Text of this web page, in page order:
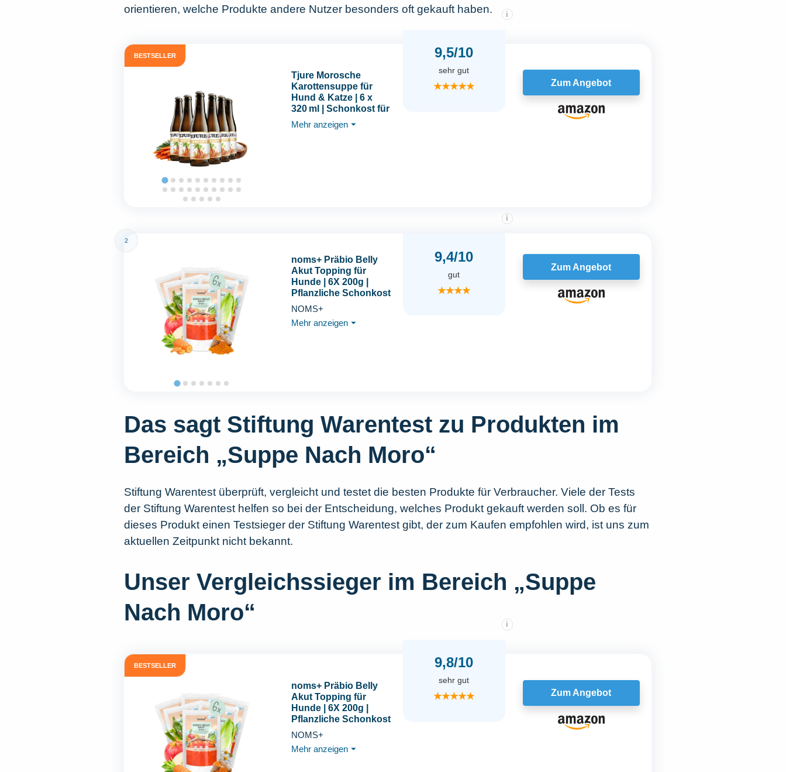
orientieren, welche Produkte andere Nutzer besonders oft gekauft haben.
BESTSELLER
Tjure Morosche
Karottensuppe für
Hund & Katze | 6 x
320 ml | Schonkost für
Hunde bei Durchfall |
Zur Ergänzung der
Mehr anzeigen ⏷
9,5/10
i
sehr gut
★★★★★ Zum Angebot
2
noms+ Präbio Belly
Akut Topping für
Hunde | 6X 200g |
Pflanzliche Schonkost
bei Magen-Darm-
Beschwerden | mit
Karotte nach Moro-Art |
NOMS+
Mehr anzeigen ⏷
9,4/10
i
gut
★★★★
Zum Angebot
Das sagt Stiftung Warentest zu Produkten im
Bereich „Suppe Nach Moro“
Stiftung Warentest überprüft, vergleicht und testet die besten Produkte für Verbraucher. Viele der Tests
der Stiftung Warentest helfen so bei der Entscheidung, welches Produkt gekauft werden soll. Ob es für
dieses Produkt einen Testsieger der Stiftung Warentest gibt, der zum Kaufen empfohlen wird, ist uns zum
aktuellen Zeitpunkt nicht bekannt.
Unser Vergleichssieger im Bereich „Suppe
Nach Moro“
BESTSELLER
noms+ Präbio Belly
Akut Topping für
Hunde | 6X 200g |
Pflanzliche Schonkost
bei Magen-Darm-
Beschwerden | mit
Karotte nach Moro-Art |
NOMS+
Mehr anzeigen ⏷
9,8/10
i
sehr gut
★★★★★ Zum Angebot